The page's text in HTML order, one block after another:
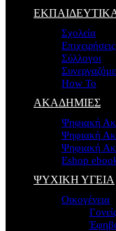
Σχολεία
Σύλλογοι
How To
ΑΚΑΔΗΜΙΕΣ
Ψηφιακή
Ψηφιακή
Ψηφιακή
Eshop
ΨΥΧΙΚΗ ΥΓΕΙΑ
Οικογένεια